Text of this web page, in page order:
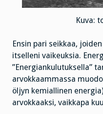
Kuva:
Ensin pari seikkaa,
itselleni vaikeuksia.
”Energiankulutuksella”
arvokkaammassa
öljyn kemiallinen
arvokkaaksi, vaikkapa